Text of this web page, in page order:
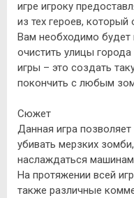
игре игроку
из тех героев,
Вам необходимо будет
очистить улицы
игры – это создать
покончить с любым
Сюжет
Данная игра
убивать мерзких
наслаждаться
На протяжении всей
также различные